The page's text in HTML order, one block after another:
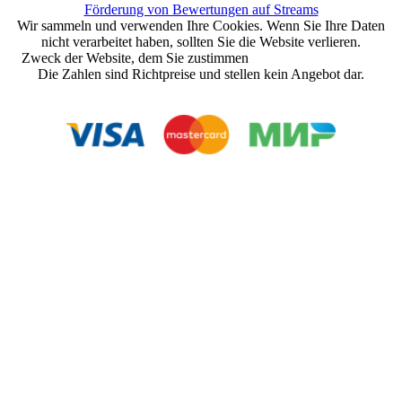
Förderung von Bewertungen auf Streams
Wir sammeln und verwenden Ihre Cookies. Wenn Sie Ihre Daten
nicht verarbeitet haben, sollten Sie die Website verlieren.
Zweck der Website, dem Sie zustimmen
Die Zahlen sind Richtpreise und stellen kein Angebot dar.